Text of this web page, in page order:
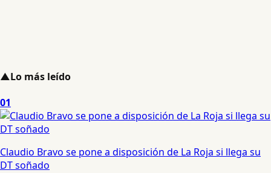
▲Lo más leído
01
Claudio Bravo se pone a disposición de La Roja si llega su
DT soñado